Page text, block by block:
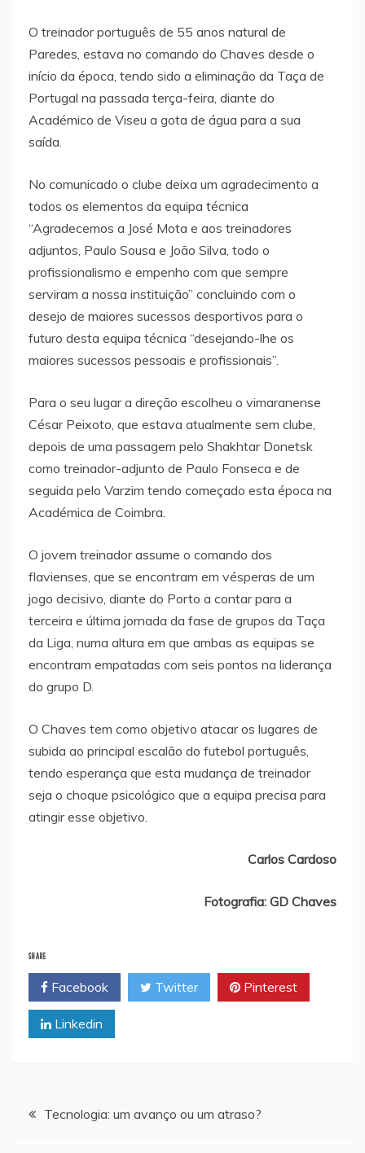
O treinador português de 55 anos natural de
Paredes, estava no comando do Chaves desde o
início da época, tendo sido a eliminação da Taça de
Portugal na passada terça-feira, diante do
Académico de Viseu a gota de água para a sua
saída.
No comunicado o clube deixa um agradecimento a
todos os elementos da equipa técnica
“Agradecemos a José Mota e aos treinadores
adjuntos, Paulo Sousa e João Silva, todo o
profissionalismo e empenho com que sempre
serviram a nossa instituição” concluindo com o
desejo de maiores sucessos desportivos para o
futuro desta equipa técnica “desejando-lhe os
maiores sucessos pessoais e profissionais”.
Para o seu lugar a direção escolheu o vimaranense
César Peixoto, que estava atualmente sem clube,
depois de uma passagem pelo Shakhtar Donetsk
como treinador-adjunto de Paulo Fonseca e de
seguida pelo Varzim tendo começado esta época na
Académica de Coimbra.
O jovem treinador assume o comando dos
flavienses, que se encontram em vésperas de um
jogo decisivo, diante do Porto a contar para a
terceira e última jornada da fase de grupos da Taça
da Liga, numa altura em que ambas as equipas se
encontram empatadas com seis pontos na liderança
do grupo D.
O Chaves tem como objetivo atacar os lugares de
subida ao principal escalão do futebol português,
tendo esperança que esta mudança de treinador
seja o choque psicológico que a equipa precisa para
atingir esse objetivo.
Carlos Cardoso
Fotografia: GD Chaves
SHARE
Facebook Twitter Pinterest
Linkedin
Navegação
Tecnologia: um avanço ou um atraso?